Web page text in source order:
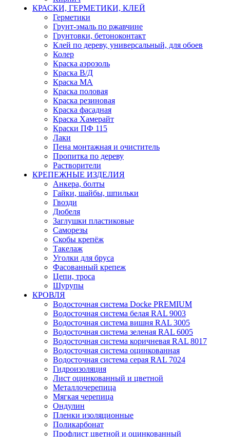
КРАСКИ, ГЕРМЕТИКИ, КЛЕЙ
Герметики
Грунт-эмаль по ржавчине
Грунтовки, бетоноконтакт
Клей по дереву, универсальный, для обоев
Колер
Краска аэрозоль
Краска В/Д
Краска МА
Краска половая
Краска резиновая
Краска фасадная
Краска Хамерайт
Краски ПФ 115
Лаки
Пена монтажная и очиститель
Пропитка по дереву
Растворители
КРЕПЕЖНЫЕ ИЗДЕЛИЯ
Анкера, болты
Гайки, шайбы, шпильки
Гвозди
Дюбеля
Заглушки пластиковые
Саморезы
Скобы крепёж
Такелаж
Уголки для бруса
Фасованный крепеж
Цепи, троса
Шурупы
КРОВЛЯ
Водосточная система Docke PREMIUM
Водосточная система белая RAL 9003
Водосточная система вишня RAL 3005
Водосточная система зеленая RAL 6005
Водосточная система коричневая RAL 8017
Водосточная система оцинкованная
Водосточная система серая RAL 7024
Гидроизоляция
Лист оцинкованный и цветной
Металлочерепица
Мягкая черепица
Ондулин
Пленки изоляционные
Поликарбонат
Профлист цветной и оцинкованный